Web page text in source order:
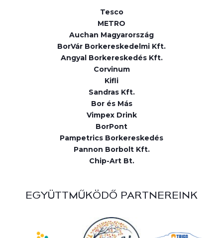
Tesco
METRO
Auchan Magyarország
BorVár Borkereskedelmi Kft.
Angyal Borkereskedés Kft.
Corvinum
Kifli
Sandras Kft.
Bor és Más
Vimpex Drink
BorPont
Pampetrics Borkereskedés
Pannon Borbolt Kft.
Chip-Art Bt.
EGYÜTTMŰKÖDŐ PARTNEREINK